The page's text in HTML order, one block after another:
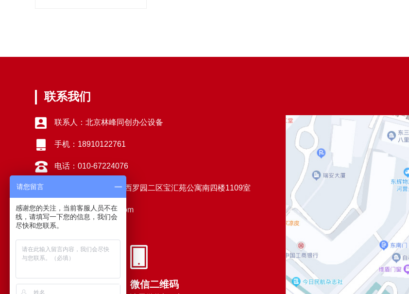
联系我们
联系人：北京林峰同创办公设备
手机：18910122761
电话：010-67224076
地址：北京市丰台区西罗园二区宝汇苑公寓南四楼1109室
邮箱：lftcbg@126.com
微信二维码
请您留言
感谢您的关注，当前客服人员不在
线，请填写一下您的信息，我们会
尽快和您联系。